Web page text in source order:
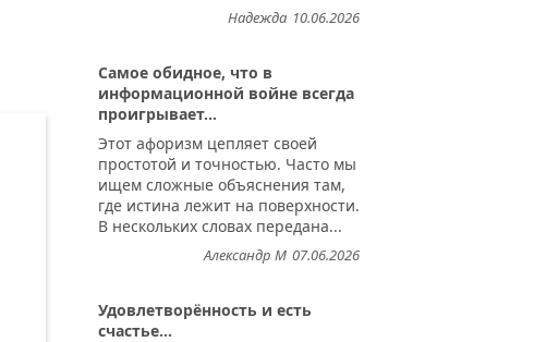
10.06.2026
Надежда
Самое обидное, что в
информационной войне всегда
проигрывает...
Этот афоризм цепляет своей
простотой и точностью. Часто мы
ищем сложные объяснения там,
где истина лежит на поверхности.
В нескольких словах передана...
07.06.2026
Александр М
Удовлетворённость и есть
счастье...